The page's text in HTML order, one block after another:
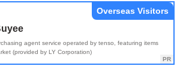
agent service operated by tenso, featuring items
(provided by LY Corporation)
Overseas Visitors